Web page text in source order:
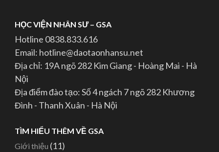
HỌC VIỆN NHÂN SƯ – GSA
Hotline 0838.833.616
Email: hotline@daotaonhansu.net
Địa chỉ: 19A ngõ 282 Kim Giang - Hoàng Mai - Hà
Nội
Địa điểm đào tạo: Số 4 ngách 7 ngõ 282 Khương
Đình - Thanh Xuân - Hà Nội
TÌM HIỂU THÊM VỀ GSA
Giới thiệu (11)